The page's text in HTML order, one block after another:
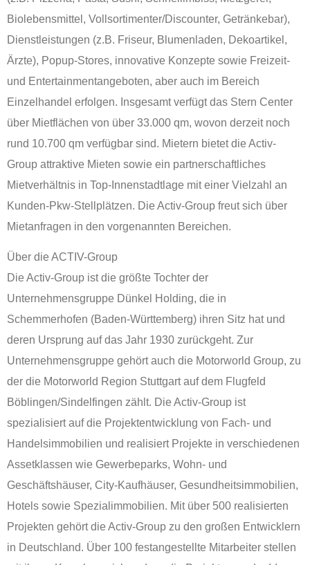
Biolebensmittel, Vollsortimenter/Discounter, Getränkebar),
Dienstleistungen (z.B. Friseur, Blumenladen, Dekoartikel,
Ärzte), Popup-Stores, innovative Konzepte sowie Freizeit-
und Entertainmentangeboten, aber auch im Bereich
Einzelhandel erfolgen. Insgesamt verfügt das Stern Center
über Mietflächen von über 33.000 qm, wovon derzeit noch
rund 10.700 qm verfügbar sind. Mietern bietet die Activ-
Group attraktive Mieten sowie ein partnerschaftliches
Mietverhältnis in Top-Innenstadtlage mit einer Vielzahl an
Kunden-Pkw-Stellplätzen. Die Activ-Group freut sich über
Mietanfragen in den vorgenannten Bereichen.
Über die ACTIV-Group
Die Activ-Group ist die größte Tochter der
Unternehmensgruppe Dünkel Holding, die in
Schemmerhofen (Baden-Württemberg) ihren Sitz hat und
deren Ursprung auf das Jahr 1930 zurückgeht. Zur
Unternehmensgruppe gehört auch die Motorworld Group, zu
der die Motorworld Region Stuttgart auf dem Flugfeld
Böblingen/Sindelfingen zählt. Die Activ-Group ist
spezialisiert auf die Projektentwicklung von Fach- und
Handelsimmobilien und realisiert Projekte in verschiedenen
Assetklassen wie Gewerbeparks, Wohn- und
Geschäftshäuser, City-Kaufhäuser, Gesundheitsimmobilien,
Hotels sowie Spezialimmobilien. Mit über 500 realisierten
Projekten gehört die Activ-Group zu den großen Entwicklern
in Deutschland. Über 100 festangestellte Mitarbeiter stellen